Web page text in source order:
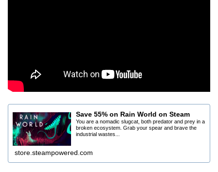
Save 55% on Rain World on Steam
You are a nomadic slugcat, both predator and prey in a
broken ecosystem. Grab your spear and brave the
industrial wastes...
store.steampowered.com